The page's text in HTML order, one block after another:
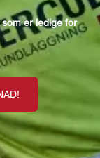
er ledige for